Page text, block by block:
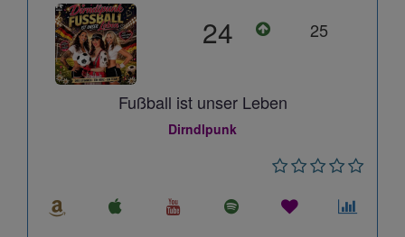
24 25
Fußball ist unser Leben
Dirndlpunk